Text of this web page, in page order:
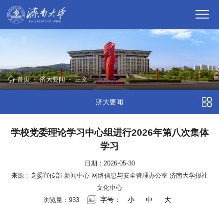
首页 - 济大要闻 - 正文
济大要闻
学校党委理论学习中心组进行2026年第八次集体
学习
日期：2026-05-30
来源：党委宣传部 新闻中心 网络信息与安全管理办公室 济南大学报社
文化中心
浏览量： 933 字号： 小 中 大